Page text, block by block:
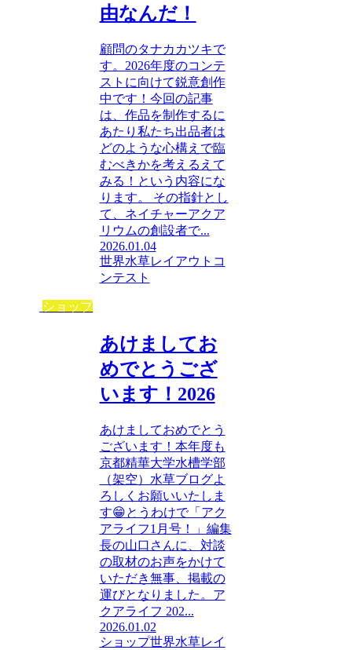
由なんだ！
顧問のタナカカツキで
す。2026年度のコンテ
ストに向けて鋭意創作
中です！今回の記事
は、作品を制作するに
あたり私たち出品者は
どのような心構えで臨
むべきかを考えるえて
みる！という内容にな
ります。 その指針とし
て、ネイチャーアクア
リウムの創設者で...
2026.01.04
世界水草レイアウトコ
ンテスト
ショップ
あけましてお
めでとうござ
います！2026
あけましておめでとう
ございます！本年度も
京都精華大学水槽学部
（架空）水草ブログよ
ろしくお願いいたしま
す😁とうわけで「アク
アライフ1月号！」編集
長の山口さんに、対談
の取材のお声をかけて
いただき無事、掲載の
運びとなりました。ア
クアライフ 202...
2026.01.02
ショップ世界水草レイ